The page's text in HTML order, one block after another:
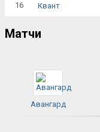
16 Квант
Матчи
Авангард